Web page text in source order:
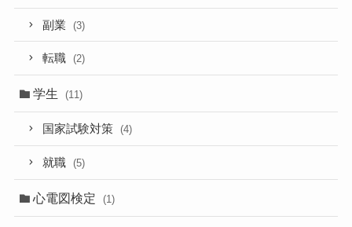
副業 (3)
転職 (2)
学生 (11)
国家試験対策 (4)
就職 (5)
心電図検定 (1)